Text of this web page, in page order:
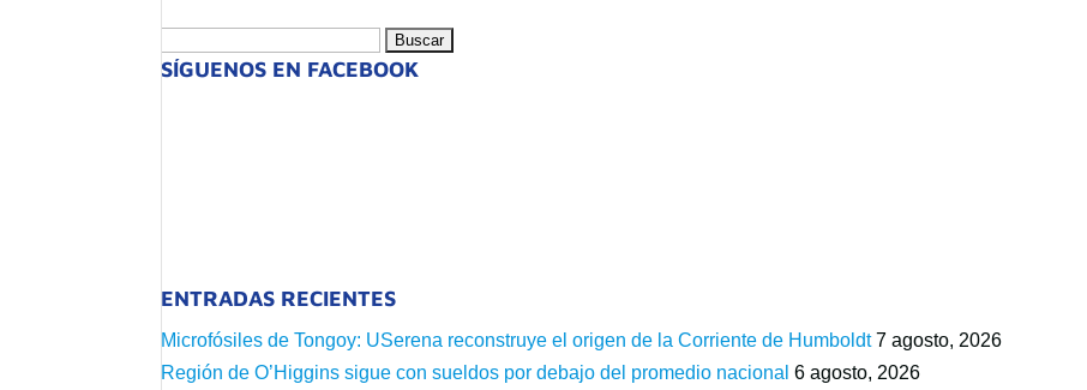
SÍGUENOS EN FACEBOOK
ENTRADAS RECIENTES
Microfósiles de Tongoy: USerena reconstruye el origen de la Corriente de Humboldt 7 agosto, 2026
Región de O’Higgins sigue con sueldos por debajo del promedio nacional 6 agosto, 2026